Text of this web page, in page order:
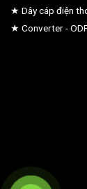
★ Dây cáp điện
★ Converter -